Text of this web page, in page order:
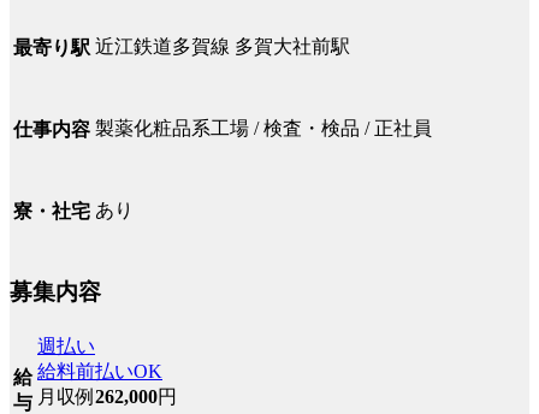
最寄り駅 近江鉄道多賀線 多賀大社前駅
仕事内容 製薬化粧品系工場 / 検査・検品 / 正社員
寮・社宅 あり
募集内容
給
与
週払い
給料前払いOK
月収例 262,000円